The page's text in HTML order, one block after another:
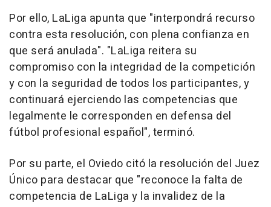
Por ello, LaLiga apunta que "interpondrá recurso
contra esta resolución, con plena confianza en
que será anulada". "LaLiga reitera su
compromiso con la integridad de la competición
y con la seguridad de todos los participantes, y
continuará ejerciendo las competencias que
legalmente le corresponden en defensa del
fútbol profesional español", terminó.
Por su parte, el Oviedo citó la resolución del Juez
Único para destacar que "reconoce la falta de
competencia de LaLiga y la invalidez de la